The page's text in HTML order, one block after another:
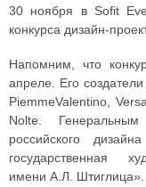
30 ноября в Sofit
конкурса дизайн-
Напомним, что
апреле. Его
PiemmeValentino,
Nolte.
российского
государственная
имени А.Л. Штиглица».